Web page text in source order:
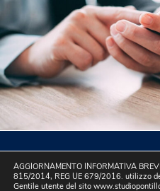
AGGIORNAMENTO INFORMATIVA
815/2014, REG UE 679/2016. utilizzo
Gentile utente del sito